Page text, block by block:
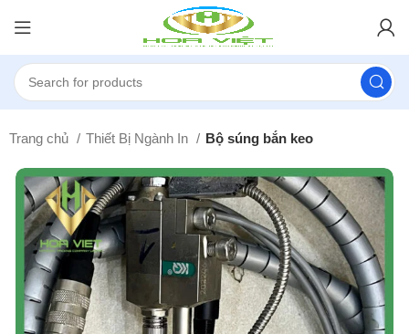
Trang chủ Thiết Bị Ngành In Bộ súng bắn keo